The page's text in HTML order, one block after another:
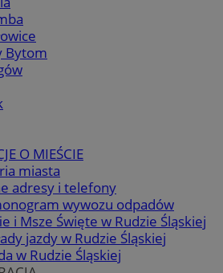
Bytom
O MIEŚCIE
miasta
adresy i telefony
wywozu odpadów
i Msze Święte w Rudzie Śląskiej
jazdy w Rudzie Śląskiej
w Rudzie Śląskiej